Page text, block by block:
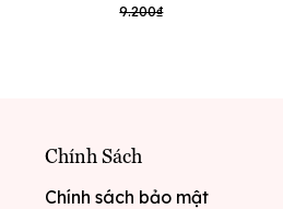
9.200₫
Chính Sách
Chính sách bảo mật